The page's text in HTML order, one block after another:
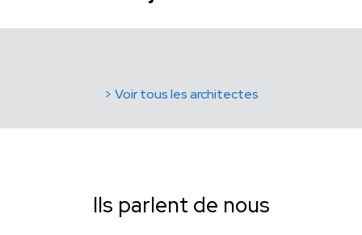
> Voir tous les architectes
Ils parlent de nous